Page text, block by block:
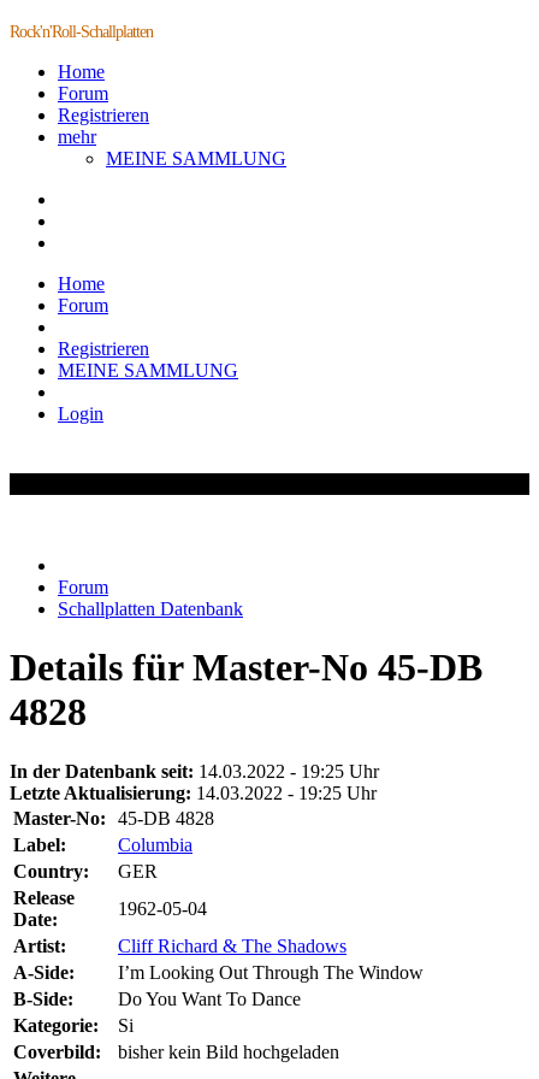
Rock'n'Roll-Schallplatten
Home
Forum
Registrieren
mehr
MEINE SAMMLUNG
Home
Forum
Registrieren
MEINE SAMMLUNG
Login
Forum
Schallplatten Datenbank
Details für Master-No 45-DB
4828
In der Datenbank seit: 14.03.2022 - 19:25 Uhr
Letzte Aktualisierung: 14.03.2022 - 19:25 Uhr
Master-No:
45-DB 4828
Label:
Columbia
Country:
GER
Release
Date:
1962-05-04
Artist:
Cliff Richard & The Shadows
A-Side:
I’m Looking Out Through The Window
B-Side:
Do You Want To Dance
Kategorie:
Si
Coverbild:
bisher kein Bild hochgeladen